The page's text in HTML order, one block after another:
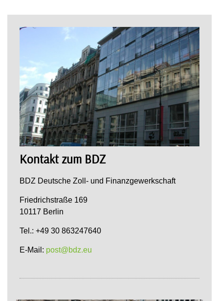
Kontakt zum BDZ
BDZ Deutsche Zoll- und Finanzgewerkschaft
Friedrichstraße 169
10117 Berlin
Tel.: +49 30 863247640
E-Mail: post@bdz.eu